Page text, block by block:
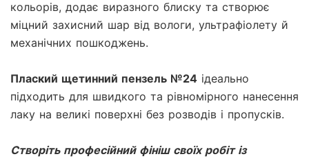
кольорів, додає виразного блиску та створює
міцний захисний шар від вологи, ультрафіолету й
механічних пошкоджень.
Плаский щетинний пензель №24 ідеально
підходить для швидкого та рівномірного нанесення
лаку на великі поверхні без розводів і пропусків.
Створіть професійний фініш своїх робіт із